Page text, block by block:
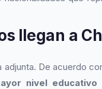
llegan a
De acuerdo
nivel